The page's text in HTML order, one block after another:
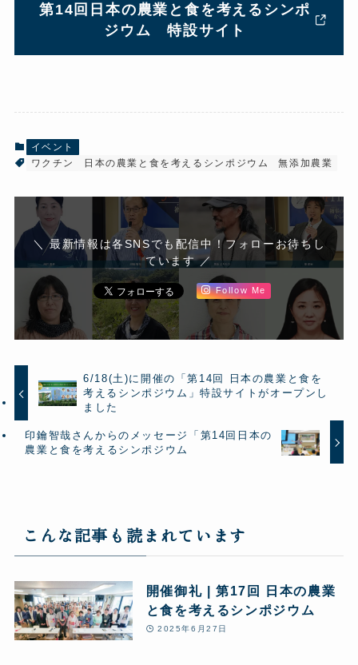
第14回日本の農業と食を考えるシンポ
ジウム 特設サイト
イベント
ワクチン
日本の農業と食を考えるシンポジウム 無添加農業
＼ 最新情報は各SNSでも配信中！フォローお待ちし
ています ／
Follow Me
6/18(土)に開催の「第14回 日本の農業と食を
考えるシンポジウム」特設サイトがオープンし
ました
印鑰智哉さんからのメッセージ「第14回日本の
農業と食を考えるシンポジウム
こんな記事も読まれています
開催御礼 | 第17回 日本の農業
と食を考えるシンポジウム
2025年6月27日